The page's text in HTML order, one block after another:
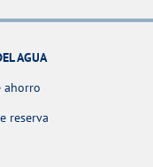
AGUA
ahorro
reserva